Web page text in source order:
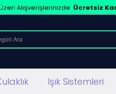
Alışverişlerinizde Ücretsiz
Işık Sistemleri